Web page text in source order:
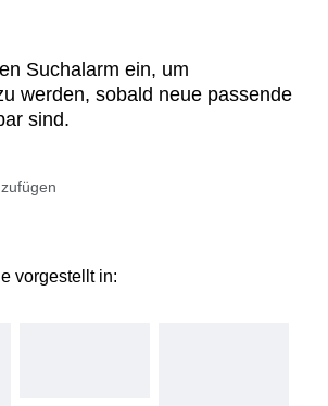
Suchalarm ein, um
werden, sobald neue passende
sind.
vorgestellt in: